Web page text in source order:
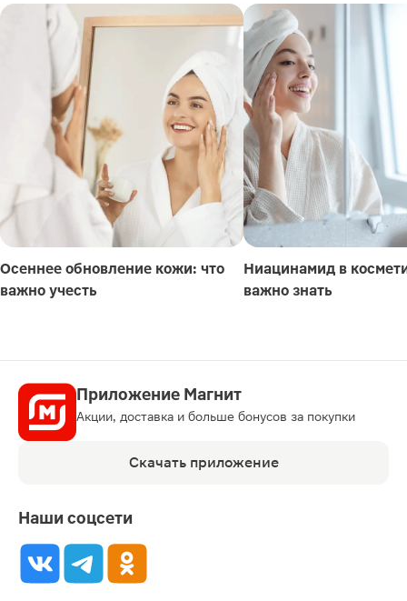
Осеннее обновление кожи: что
важно учесть
Ниацинамид в
важно знать
Приложение Магнит
Акции, доставка и больше бонусов за покупки
Скачать приложение
Наши соцсети